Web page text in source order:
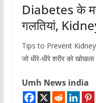
Diabetes के
गलतियां,
Tips to Prevent Kidney
जो धीरे-धीरे शरीर को
Umh News india